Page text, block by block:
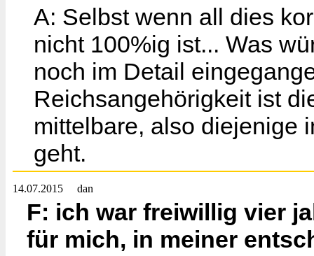
A: Selbst wenn all dies
nicht 100%ig ist... Was
noch im Detail
Reichsangehörigkeit ist
mittelbare, also diejenige
geht.
14.07.2015 dan
F: ich war freiwillig vier
für mich, in meiner